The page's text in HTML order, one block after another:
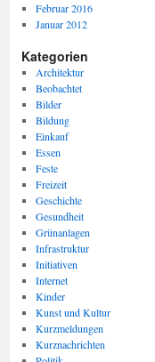
Februar 2016
Januar 2012
Kategorien
Architektur
Beobachtet
Bilder
Bildung
Einkauf
Essen
Feste
Freizeit
Geschichte
Gesundheit
Grünanlagen
Infrastruktur
Initiativen
Internet
Kinder
Kunst und Kultur
Kurzmeldungen
Kurznachrichten